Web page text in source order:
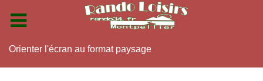
Orienter l'écran au format paysage